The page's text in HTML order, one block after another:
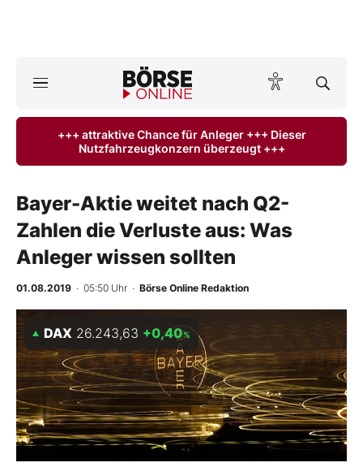
ktuelle Ausgabe BÖRSE ONLINE lesen
Anlageprodukte
Finanz-Check
Abo & Shop
BO-Musterdepots
Experten
Mein B:O
+++ attraktive Chance für Anleger +++ Dieser
Nutzfahrzeugkonzern überzeugt +++
Bayer-Aktie weitet nach Q2-
Zahlen die Verluste aus: Was
Anleger wissen sollten
01.08.2019 · 05:50 Uhr · Börse Online Redaktion
DAX 26.243,63 +0,40%